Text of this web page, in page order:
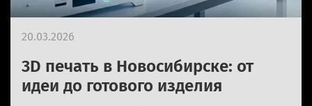
3D печать в Новосибирске: от
идеи до готового изделия
20.03.2026